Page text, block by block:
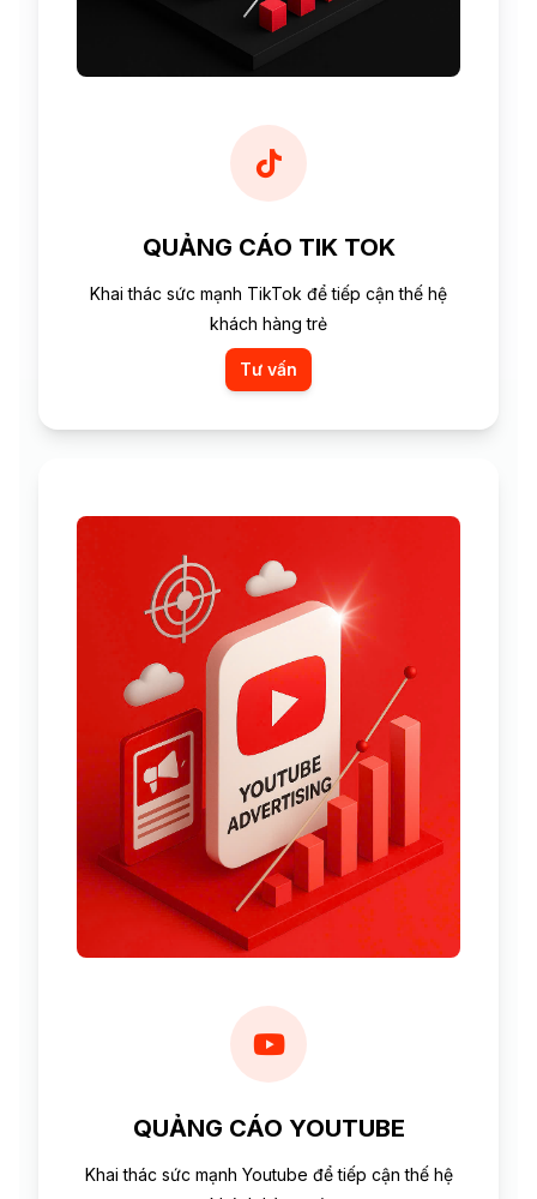
QUẢNG CÁO TIK TOK
Khai thác sức mạnh TikTok để tiếp cận thế hệ
khách hàng trẻ
Tư vấn
QUẢNG CÁO YOUTUBE
Khai thác sức mạnh Youtube để tiếp cận thế hệ